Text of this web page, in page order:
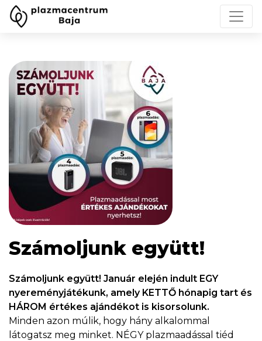
Számoljunk együtt!
Számoljunk együtt! Január elején indult EGY
nyereményjátékunk, amely KETTŐ hónapig tart és
HÁROM értékes ajándékot is kisorsolunk.
Minden azon múlik, hogy hány alkalommal
látogatsz meg minket. NÉGY plazmaadással tiéd